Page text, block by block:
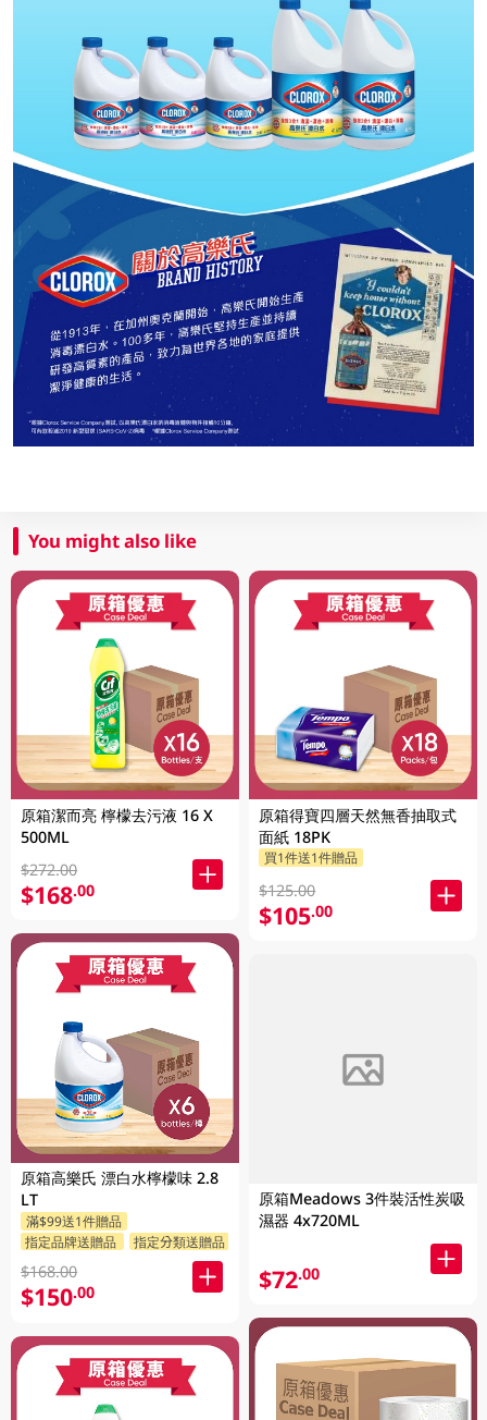
You might also like
原箱潔而亮 檸檬去污液 16 X
500ML
$272.00
$168.00
原箱高樂氏 漂白水檸檬味 2.8
LT
滿$99送1件贈品
指定品牌送贈品
指定分類送贈品
$168.00
$150.00
原箱得寶四層天然無香抽取式
面紙 18PK
買1件送1件贈品
$125.00
$105.00
原箱Meadows 3件裝活性炭吸
濕器 4x720ML
$72.00